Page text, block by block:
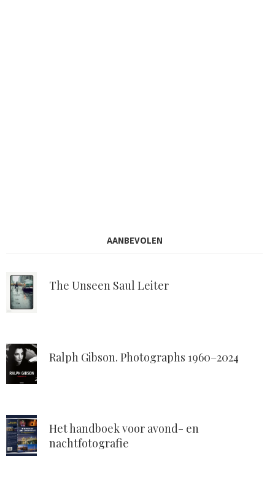
AANBEVOLEN
The Unseen Saul Leiter
Ralph Gibson. Photographs 1960–2024
Het handboek voor avond- en
nachtfotografie